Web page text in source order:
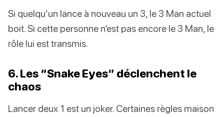
Si quelqu’un lance à nouveau un 3, le 3 Man actuel
boit. Si cette personne n’est pas encore le 3 Man, le
rôle lui est transmis.
6. Les “Snake Eyes” déclenchent le
chaos
Lancer deux 1 est un joker. Certaines règles maison